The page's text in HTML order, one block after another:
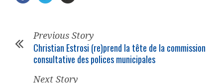
Previous Story
Christian Estrosi (re)prend la tête de la commission
consultative des polices municipales
Next Story